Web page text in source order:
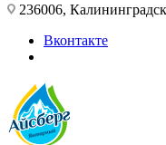
236006,
Вконтакте